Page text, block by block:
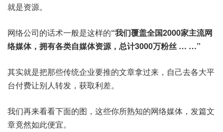
就是资源。
网络公司的话术一般是这样的“我们覆盖全国2000家主流网
络媒体，拥有各类自媒体资源，总计3000万粉丝 … …”
其实就是把那些传统企业要推的文章拿过来，自己去各大平
台付费让别人转发，获取利差。
我们再来看看下面的图，这些你所熟知的网络媒体，发篇文
章竟然如此便宜。